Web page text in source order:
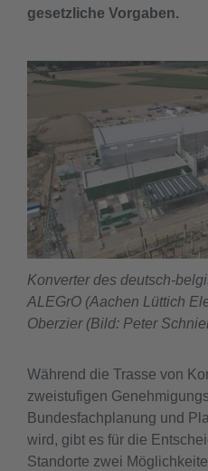
gesetzliche Vorgaben.
Konverter des deutsch-
ALEGrO (Aachen Lüttich
Oberzier (Bild: Peter
Während die Trasse von
zweistufigen
Bundesfachplanung und
wird, gibt es für die
Standorte zwei